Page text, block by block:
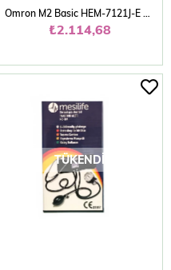
₺2.114,68
TÜKENDI